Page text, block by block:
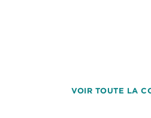
VOIR TOUTE LA